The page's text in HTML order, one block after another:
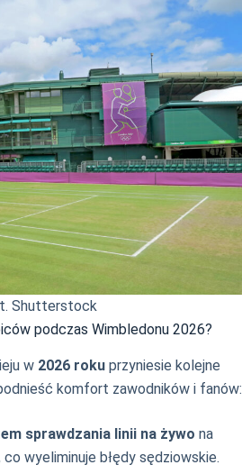
Shutterstock
podczas Wimbledonu 2026?
w 2026 roku przyniesie kolejne
komfort zawodników i fanów:
sprawdzania linii na żywo na
wyeliminuje błędy sędziowskie.